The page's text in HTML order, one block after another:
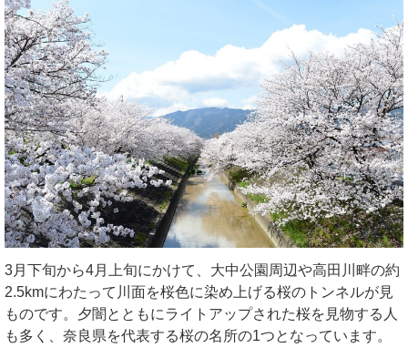
3月下旬から4月上旬にかけて、大中公園周辺や高田川畔の約
2.5kmにわたって川面を桜色に染め上げる桜のトンネルが見
ものです。夕闇とともにライトアップされた桜を見物する人
も多く、奈良県を代表する桜の名所の1つとなっています。